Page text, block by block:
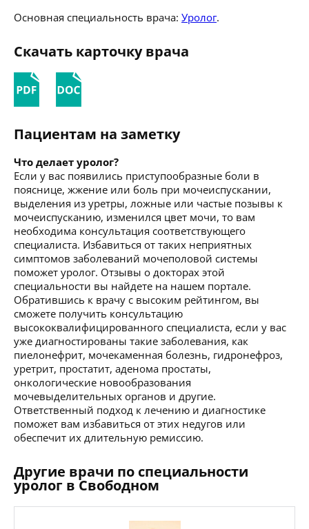
Основная специальность врача: Уролог.
Скачать карточку врача
Пациентам на заметку
Что делает уролог?
Если у вас появились приступообразные боли в
пояснице, жжение или боль при мочеиспускании,
выделения из уретры, ложные или частые позывы к
мочеиспусканию, изменился цвет мочи, то вам
необходима консультация соответствующего
специалиста. Избавиться от таких неприятных
симптомов заболеваний мочеполовой системы
поможет уролог. Отзывы о докторах этой
специальности вы найдете на нашем портале.
Обратившись к врачу с высоким рейтингом, вы
сможете получить консультацию
высококвалифицированного специалиста, если у вас
уже диагностированы такие заболевания, как
пиелонефрит, мочекаменная болезнь, гидронефроз,
уретрит, простатит, аденома простаты,
онкологические новообразования
мочевыделительных органов и другие.
Ответственный подход к лечению и диагностике
поможет вам избавиться от этих недугов или
обеспечит их длительную ремиссию.
Другие врачи по специальности
уролог в Свободном